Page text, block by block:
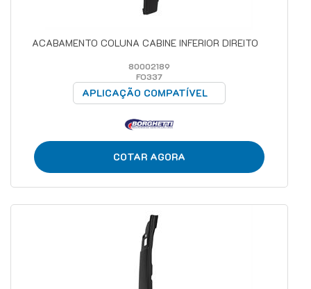
ACABAMENTO COLUNA CABINE INFERIOR DIREITO
80002189
FO337
APLICAÇÃO COMPATÍVEL
COTAR AGORA